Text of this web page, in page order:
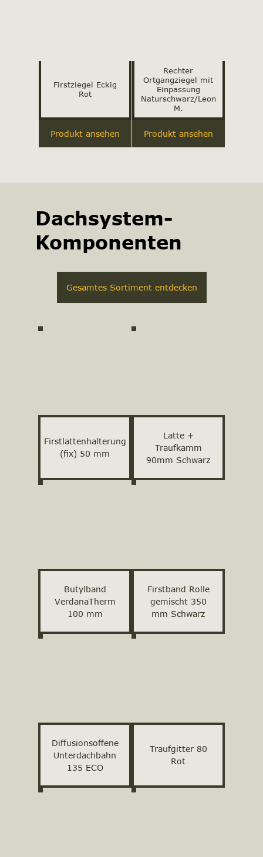
Firstziegel Eckig
Rot
Produkt ansehen
Rechter
Ortgangziegel mit
Einpassung
Naturschwarz/Leon
M.
Produkt ansehen
Dachsystem-
Komponenten
Gesamtes Sortiment entdecken
Firstlattenhalterung
(fix) 50 mm
Latte +
Traufkamm
90mm Schwarz
Butylband
VerdanaTherm
100 mm
Firstband Rolle
gemischt 350
mm Schwarz
Diffusionsoffene
Unterdachbahn
135 ECO
Traufgitter 80
Rot